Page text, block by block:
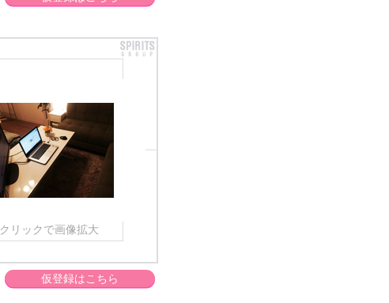
クリックで画像拡大
仮登録はこちら